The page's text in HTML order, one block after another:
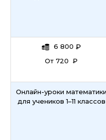
6 800 ₽
От 720 ₽
Онлайн-уроки математики
для учеников 1–11 классов